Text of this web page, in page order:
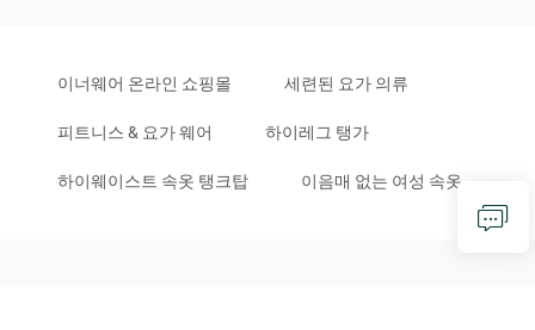
이너웨어 온라인 쇼핑몰 세련된 요가 의류
피트니스 & 요가 웨어 하이레그 탱가
하이웨이스트 속옷 탱크탑 이음매 없는 여성 속옷